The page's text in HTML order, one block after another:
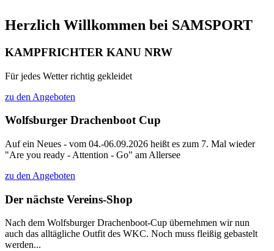
Herzlich Willkommen bei SAMSPORT
KAMPFRICHTER KANU NRW
Für jedes Wetter richtig gekleidet
zu den Angeboten
Wolfsburger Drachenboot Cup
Auf ein Neues - vom 04.-06.09.2026 heißt es zum 7. Mal wieder
"Are you ready - Attention - Go" am Allersee
zu den Angeboten
Der nächste Vereins-Shop
Nach dem Wolfsburger Drachenboot-Cup übernehmen wir nun
auch das alltägliche Outfit des WKC. Noch muss fleißig gebastelt
werden...